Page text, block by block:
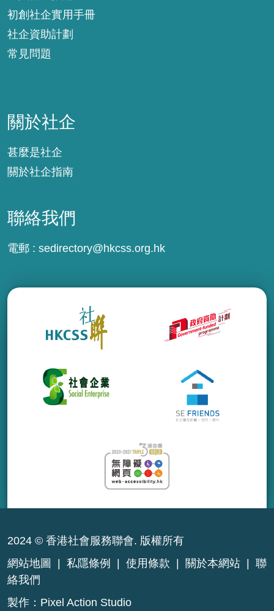
初創社企實用手冊
社企資助計劃
常見問題
關於社企
甚麼是社企
關於社企指南
聯絡我們
電郵 : sedirectory@hkcss.org.hk
2024 © 香港社會服務聯會. 版權所有
網站地圖
私隱條例 使用條款 關於本網站
聯
絡我們
製作： Pixel Action Studio